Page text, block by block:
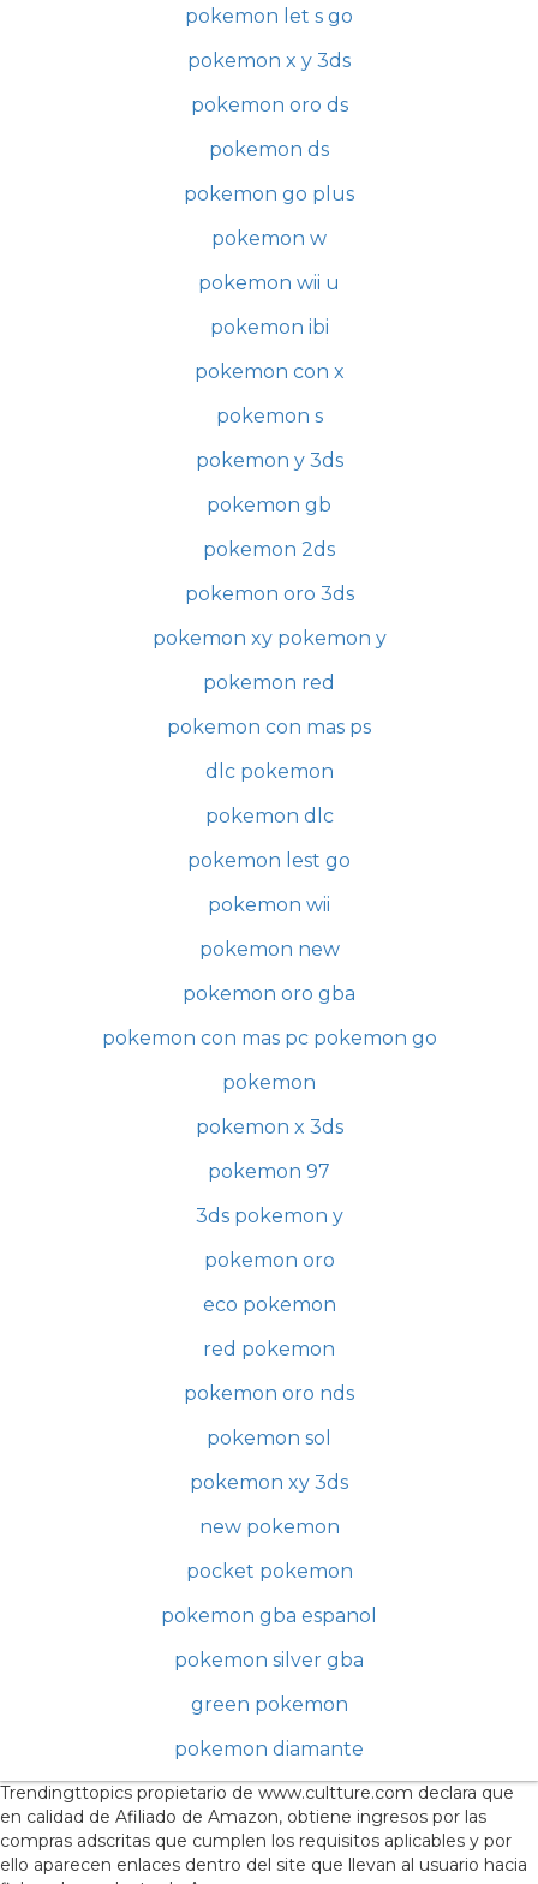
pokemon let s go
pokemon x y 3ds
pokemon oro ds
pokemon ds
pokemon go plus
pokemon w
pokemon wii u
pokemon ibi
pokemon con x
pokemon s
pokemon y 3ds
pokemon gb
pokemon 2ds
pokemon oro 3ds
pokemon xy pokemon y
pokemon red
pokemon con mas ps
dlc pokemon
pokemon dlc
pokemon lest go
pokemon wii
pokemon new
pokemon oro gba
pokemon con mas pc pokemon go
pokemon
pokemon x 3ds
pokemon 97
3ds pokemon y
pokemon oro
eco pokemon
red pokemon
pokemon oro nds
pokemon sol
pokemon xy 3ds
new pokemon
pocket pokemon
pokemon gba espanol
pokemon silver gba
green pokemon
pokemon diamante
Trendingttopics propietario de www.cultture.com declara que
en calidad de Afiliado de Amazon, obtiene ingresos por las
compras adscritas que cumplen los requisitos aplicables y por
ello aparecen enlaces dentro del site que llevan al usuario hacia